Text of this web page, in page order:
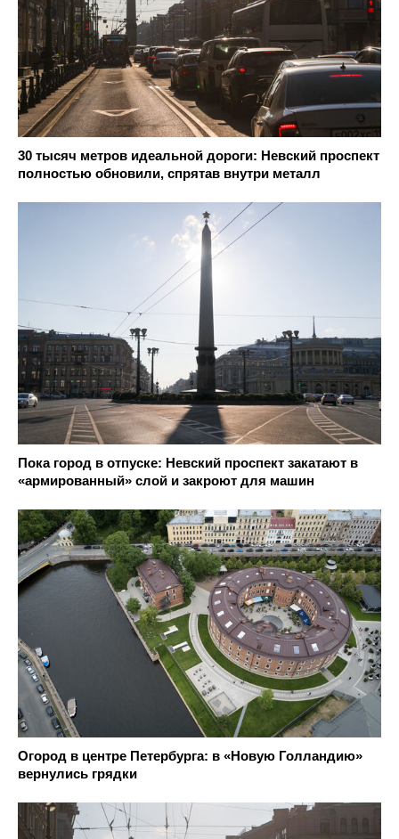
30 тысяч метров идеальной дороги: Невский проспект
полностью обновили, спрятав внутри металл
Пока город в отпуске: Невский проспект закатают в
«армированный» слой и закроют для машин
Огород в центре Петербурга: в «Новую Голландию»
вернулись грядки